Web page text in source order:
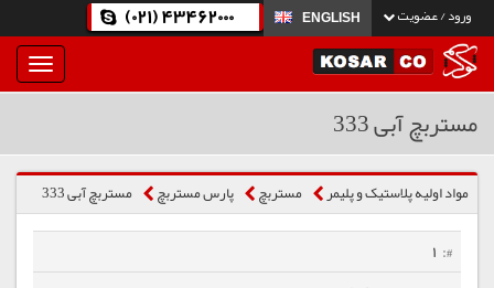
ورود / عضویت ENGLISH
(021) 43462000
بار
و
مستربچ آبی 333
مواد اولیه پلاستیک و پلیمر مستربچ پارس مستربچ مستربچ آبی 333
1